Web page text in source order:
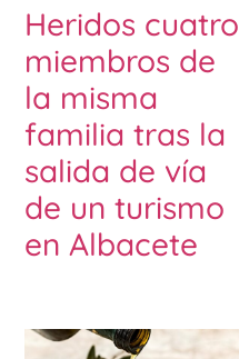
Heridos cuatro
miembros de
la misma
familia tras la
salida de vía
de un turismo
en Albacete